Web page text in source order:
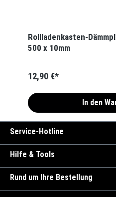
Rollladenkasten-
500 x 10mm
12,90 €*
In den
Service-Hotline
Hilfe & Tools
Rund um Ihre Bestellung